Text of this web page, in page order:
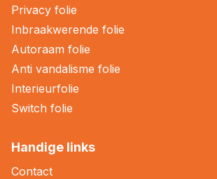
Privacy folie
Inbraakwerende folie
Autoraam folie
Anti vandalisme folie
Interieurfolie
Switch folie
Handige links
Contact